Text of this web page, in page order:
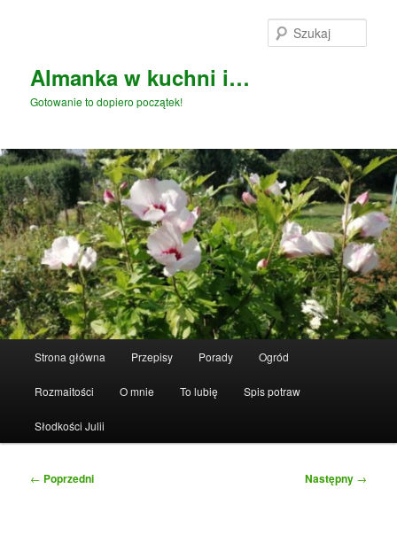
Almanka w kuchni i…
Gotowanie to dopiero początek!
Strona główna Przepisy Porady Ogród
Rozmaitości O mnie To lubię Spis potraw
Słodkości Julii
Nawigacja
← Poprzedni Następny →